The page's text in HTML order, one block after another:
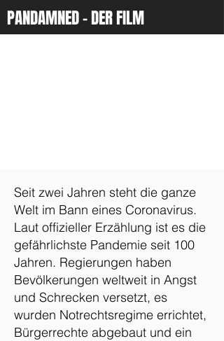
PANDAMNED - DER FILM
Seit zwei Jahren steht die ganze
Welt im Bann eines Coronavirus.
Laut offizieller Erzählung ist es die
gefährlichste Pandemie seit 100
Jahren. Regierungen haben
Bevölkerungen weltweit in Angst
und Schrecken versetzt, es
wurden Notrechtsregime errichtet,
Bürgerrechte abgebaut und ein